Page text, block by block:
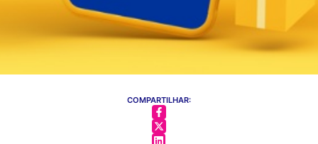
COMPARTILHAR: